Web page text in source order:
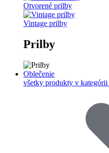
Otvorené prilby
Vintage prilby
Prilby
Oblečenie
všetky produkty v kategórii